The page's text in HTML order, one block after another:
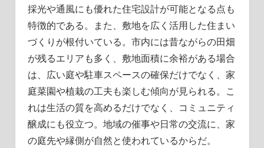
採光や通風にも優れた住宅設計が可能となる点も
特徴的である。また、敷地を広く活用した住まい
づくりが根付いている。市内には昔ながらの田畑
が残るエリアも多く、敷地面積に余裕がある場合
は、広い庭や駐車スペースの確保だけでなく、家
庭菜園や植栽の工夫も楽しむ傾向が見られる。こ
れは生活の質を高めるだけでなく、コミュニティ
醸成にも役立つ。地域の催事や日常の交流に、家
の庭先や縁側が自然と使われているからだ。